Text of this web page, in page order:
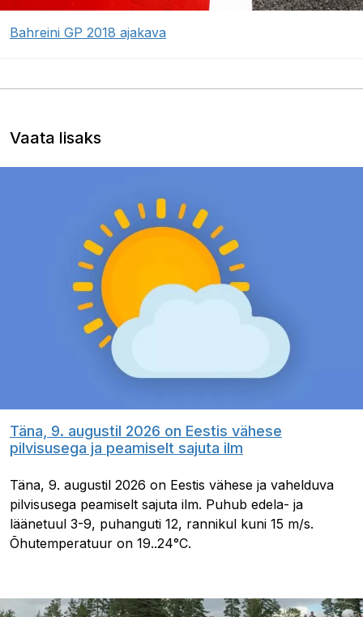
Bahreini GP 2018 ajakava
Vaata lisaks
Täna, 9. augustil 2026 on Eestis vähese
pilvisusega ja peamiselt sajuta ilm
Täna, 9. augustil 2026 on Eestis vähese ja vahelduva
pilvisusega peamiselt sajuta ilm. Puhub edela- ja
läänetuul 3-9, puhanguti 12, rannikul kuni 15 m/s.
Õhutemperatuur on 19..24°C.